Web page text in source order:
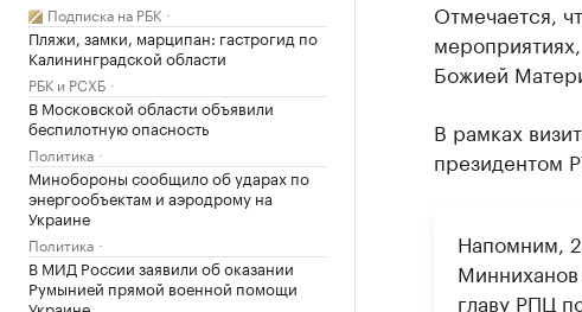
Подписка на РБК
Пляжи, замки, марципан: гастрогид по
Калининградской области
РБК и РСХБ
В Московской области объявили
беспилотную опасность
Политика
Минобороны сообщило об ударах по
энергообъектам и аэродрому на
Украине
Политика
В МИД России заявили об оказании
Румынией прямой военной помощи
Украине
Отмечается,
Божией
В рамках
президентом
Напомним,
главу РПЦ